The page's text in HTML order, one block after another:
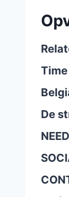
De